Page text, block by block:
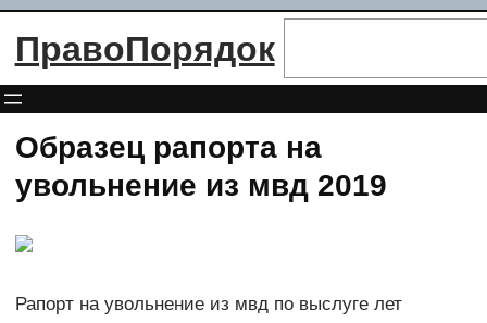
Перейти
ПравоПорядок
Образец рапорта на
увольнение из мвд 2019
Рапорт на увольнение из мвд по выслуге лет